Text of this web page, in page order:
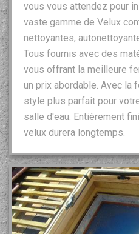
vous vous attendez pour
vaste gamme de Velux
nettoyantes,
Tous fournis avec des
vous offrant la meilleure
un prix abordable. Avec la
style plus parfait pour
salle d'eau. Entièrement
velux durera longtemps.